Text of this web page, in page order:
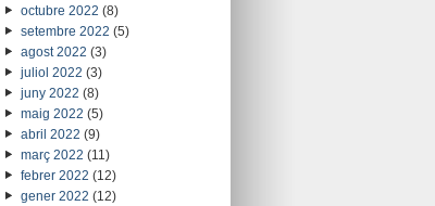
octubre 2022 (8)
setembre 2022 (5)
agost 2022 (3)
juliol 2022 (3)
juny 2022 (8)
maig 2022 (5)
abril 2022 (9)
març 2022 (11)
febrer 2022 (12)
gener 2022 (12)